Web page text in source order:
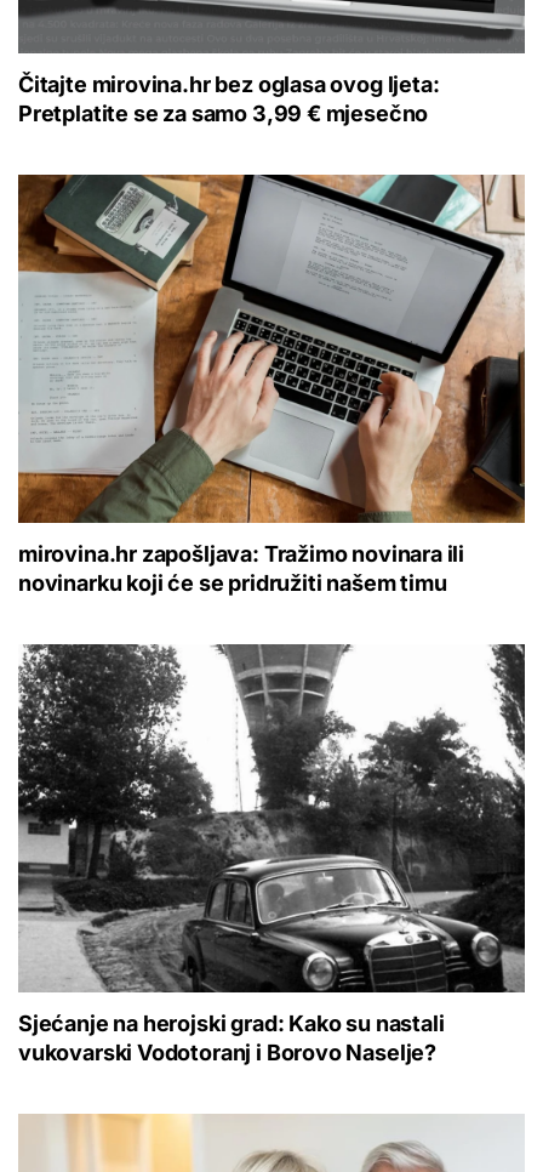
Čitajte mirovina.hr bez oglasa ovog ljeta:
Pretplatite se za samo 3,99 € mjesečno
mirovina.hr zapošljava: Tražimo novinara ili
novinarku koji će se pridružiti našem timu
Sjećanje na herojski grad: Kako su nastali
vukovarski Vodotoranj i Borovo Naselje?